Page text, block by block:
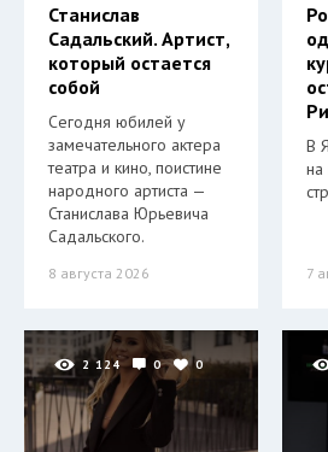
Станислав
Садальский. Артист,
который остается
собой
Сегодня юбилей у
замечательного актера
театра и кино, поистине
народного артиста —
Станислава Юрьевича
Садальского.
8 августа 2026
В
7
2 124 0 0